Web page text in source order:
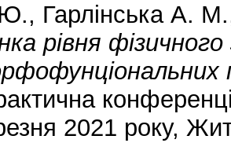
, Гарлінська А. М.
рівня
2021 року,